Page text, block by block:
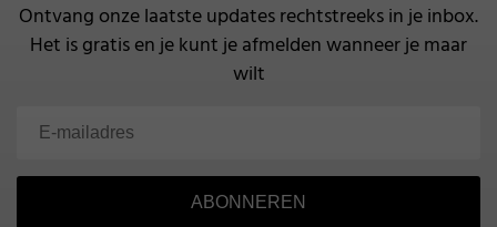
Ontvang onze laatste updates rechtstreeks in je inbox.
Het is gratis en je kunt je afmelden wanneer je maar
wilt
ABONNEREN